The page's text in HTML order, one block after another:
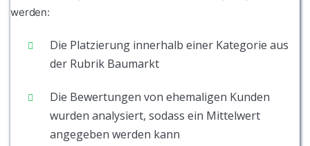
werden:
Die Platzierung innerhalb einer Kategorie aus
der Rubrik Baumarkt
Die Bewertungen von ehemaligen Kunden
wurden analysiert, sodass ein Mittelwert
angegeben werden kann